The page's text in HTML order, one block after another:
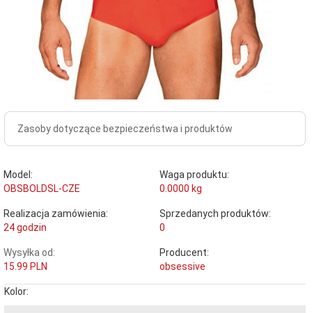
Zasoby dotyczące bezpieczeństwa i produktów
Model:
OBSBOLDSL-CZE
Waga produktu:
0.0000 kg
Realizacja zamówienia:
24 godzin
Sprzedanych produktów:
0
Wysyłka od:
15.99 PLN
Producent:
obsessive
Kolor: